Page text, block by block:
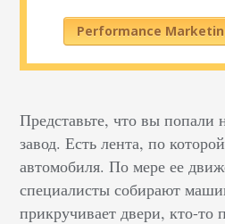
Performance
Представьте, что вы попали
завод. Есть лента, по
автомобиля. По мере ее
специалисты собирают
прикручивает двери, кто-то